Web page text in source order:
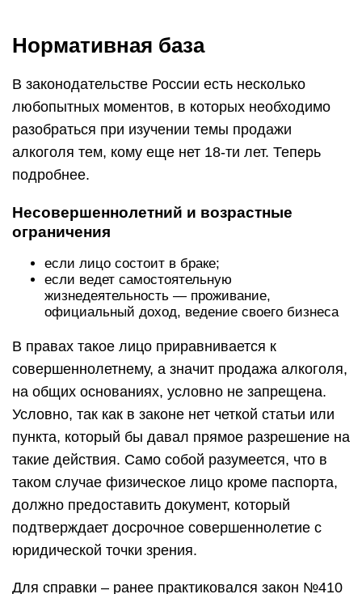
Нормативная база
В законодательстве России есть несколько
любопытных моментов, в которых необходимо
разобраться при изучении темы продажи
алкоголя тем, кому еще нет 18-ти лет. Теперь
подробнее.
Несовершеннолетний и возрастные
ограничения
если лицо состоит в браке;
если ведет самостоятельную
жизнедеятельность — проживание,
официальный доход, ведение своего бизнеса
В правах такое лицо приравнивается к
совершеннолетнему, а значит продажа алкоголя,
на общих основаниях, условно не запрещена.
Условно, так как в законе нет четкой статьи или
пункта, который бы давал прямое разрешение на
такие действия. Само собой разумеется, что в
таком случае физическое лицо кроме паспорта,
должно предоставить документ, который
подтверждает досрочное совершеннолетие с
юридической точки зрения.
Для справки – ранее практиковался закон №410